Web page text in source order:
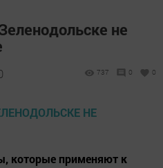
не
737 0 0
которые применяют к